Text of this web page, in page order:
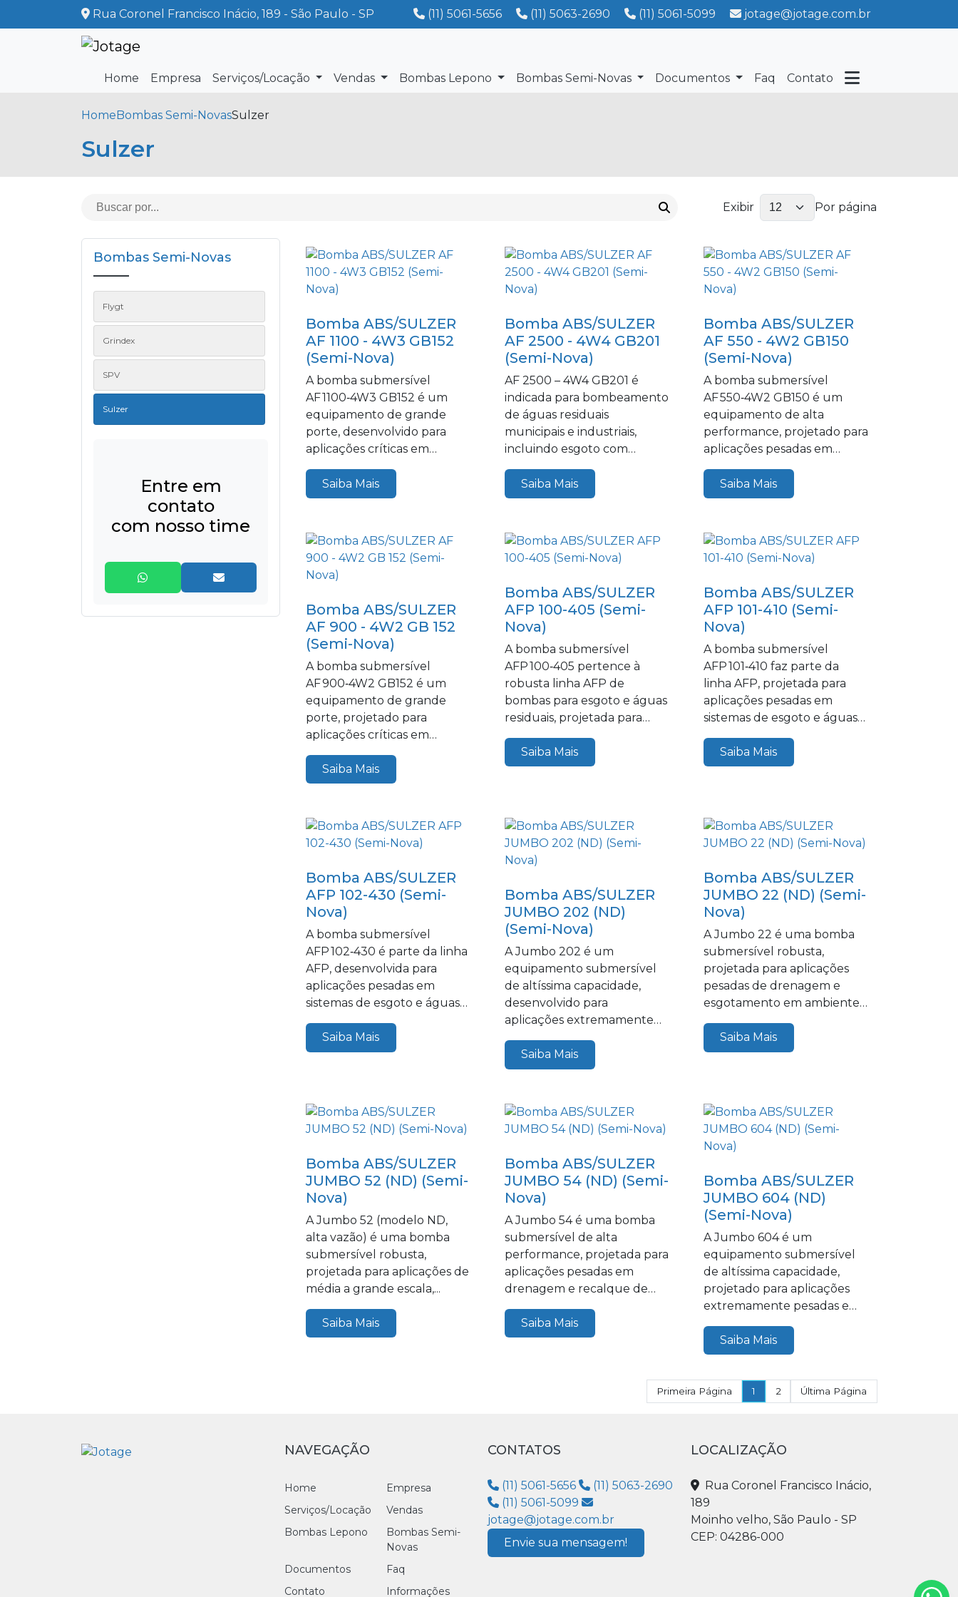
Rua Coronel Francisco Inácio, 189 - São Paulo - SP (11) 5061-5656 (11) 5063-2690 (11) 5061-5099 jotage@jotage.com.br
Home Empresa Serviços/Locação Vendas Bombas Lepono Bombas Semi-Novas Documentos Faq Contato
HomeBombas Semi-NovasSulzer
Sulzer
Exibir Por página
Bomba ABS/SULZER
AF 1100 - 4W3 GB152
(Semi-Nova)
A bomba submersível
AF 1100‑4W3 GB152 é um
equipamento de grande
porte, desenvolvido para
aplicações críticas em
sistemas de esgoto e...
Saiba Mais
Bomba ABS/SULZER
AF 2500 - 4W4 GB201
(Semi-Nova)
AF 2500 – 4W4 GB201 é
indicada para bombeamento
de águas residuais
municipais e industriais,
incluindo esgoto com
sólidos, materiais...
Saiba Mais
Bomba ABS/SULZER
AF 550 - 4W2 GB150
(Semi-Nova)
A bomba submersível
AF 550‑4W2 GB150 é um
equipamento de alta
performance, projetado para
aplicações pesadas em
sistemas de esgoto e...
Saiba Mais
Bomba ABS/SULZER
AF 900 - 4W2 GB 152
(Semi-Nova)
A bomba submersível
AF 900‑4W2 GB152 é um
equipamento de grande
porte, projetado para
aplicações críticas em
Saiba Mais
Bomba ABS/SULZER
AFP 100-405 (Semi-
Nova)
A bomba submersível
AFP 100‑405 pertence à
robusta linha AFP de
bombas para esgoto e águas
residuais, projetada para
Saiba Mais
Bomba ABS/SULZER
AFP 101-410 (Semi-
Nova)
A bomba submersível
AFP 101‑410 faz parte da
linha AFP, projetada para
aplicações pesadas em
sistemas de esgoto e águas
Saiba Mais
Bomba ABS/SULZER
AFP 102-430 (Semi-
Nova)
A bomba submersível
AFP 102‑430 é parte da linha
AFP, desenvolvida para
aplicações pesadas em
sistemas de esgoto e águas
residuais...
Saiba Mais
Bomba ABS/SULZER
JUMBO 202 (ND)
(Semi-Nova)
A Jumbo 202 é um
equipamento submersível
de altíssima capacidade,
desenvolvido para
aplicações extremamente
exigentes, como drenagem
e recalque em...
Saiba Mais
Bomba ABS/SULZER
JUMBO 22 (ND) (Semi-
Nova)
A Jumbo 22 é uma bomba
submersível robusta,
projetada para aplicações
pesadas de drenagem e
esgotamento em ambientes
industriais e...
Saiba Mais
Bomba ABS/SULZER
JUMBO 52 (ND) (Semi-
Nova)
A Jumbo 52 (modelo ND,
alta vazão) é uma bomba
submersível robusta,
projetada para aplicações de
média a grande escala,...
Saiba Mais
Bomba ABS/SULZER
JUMBO 54 (ND) (Semi-
Nova)
A Jumbo 54 é uma bomba
submersível de alta
performance, projetada para
aplicações pesadas em
drenagem e recalque de
Saiba Mais
Bomba ABS/SULZER
JUMBO 604 (ND)
(Semi-Nova)
A Jumbo 604 é um
equipamento submersível
de altíssima capacidade,
projetado para aplicações
extremamente pesadas e
Saiba Mais
Bombas Semi-Novas
Flygt
Grindex
SPV
Sulzer
Entre em
contato
com nosso time
Primeira Página 1 2 Última Página
NAVEGAÇÃO
Home
Empresa
Serviços/Locação
Vendas
Bombas Lepono
Bombas Semi-
Novas
Documentos
Faq
Contato
Informações
CONTATOS
(11) 5061-5656
(11) 5063-2690
(11) 5061-5099
jotage@jotage.com.br
Envie sua mensagem!
LOCALIZAÇÃO
Rua Coronel Francisco Inácio,
189
Moinho velho, São Paulo - SP
CEP: 04286-000